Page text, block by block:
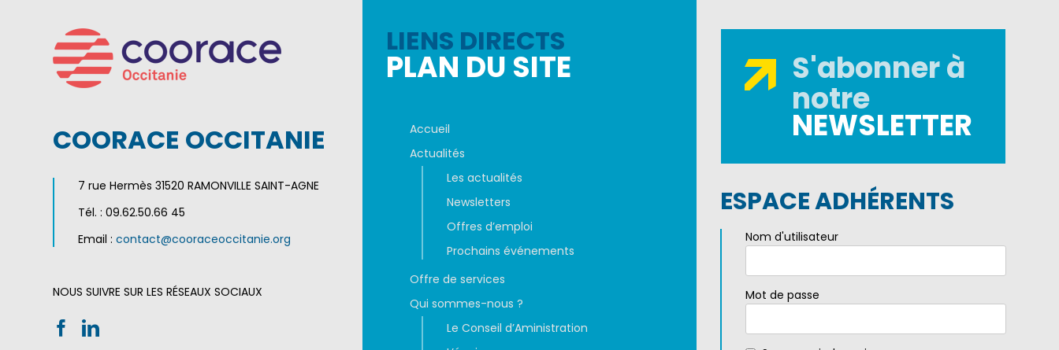
COORACE OCCITANIE
7 rue Hermès 31520 RAMONVILLE SAINT-AGNE
Tél. : 09.62.50.66 45
Email : contact@cooraceoccitanie.org
NOUS SUIVRE SUR LES RÉSEAUX SOCIAUX
LIENS DIRECTS
PLAN DU SITE
Accueil
Actualités
Les actualités
Newsletters
Offres d’emploi
Prochains événements
Offre de services
Qui sommes-nous ?
Le Conseil d’Aministration
S'abonner à
notre
NEWSLETTER
ESPACE ADHÉRENTS
Nom d'utilisateur
Mot de passe